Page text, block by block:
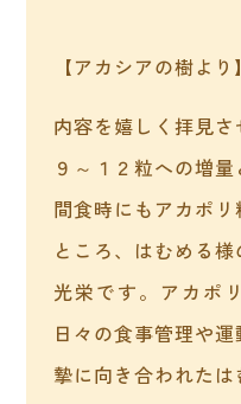
【アカシアの樹より】
内容を嬉しく拝見
９～１２粒への増
間食時にもアカポ
ところ、はむめる
光栄です。アカポ
日々の食事管理や
摯に向き合われた